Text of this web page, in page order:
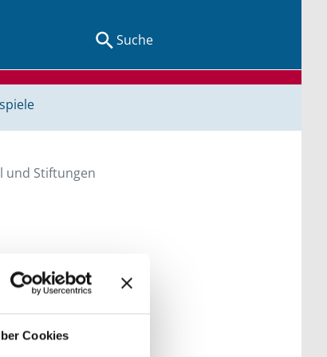
Cookies
Suche
und Stiftungen
direkt über